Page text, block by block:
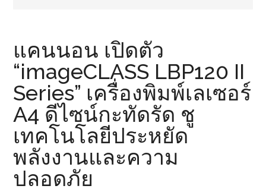
แคนนอน เปิดตัว
“imageCLASS LBP120 II
Series” เครื่องพิมพ์เลเซอร์
A4 ดีไซน์กะทัดรัด ชู
เทคโนโลยีประหยัด
พลังงานและความ
ปลอดภัย